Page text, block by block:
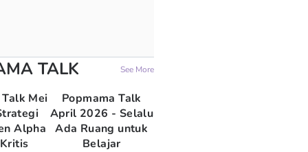
TALK See More
Mei
Alpha
Popmama Talk
April 2026 - Selalu
Ada Ruang untuk
Belajar